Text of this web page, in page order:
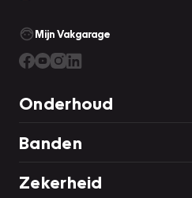
Mijn Vakgarage
Onderhoud
Banden
Zekerheid